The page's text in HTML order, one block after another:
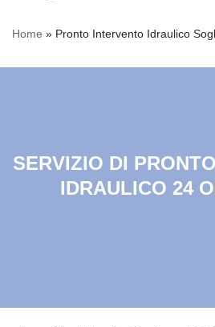
Home » Pronto Intervento Idraulico
SERVIZIO DI
IDRAULICO 24